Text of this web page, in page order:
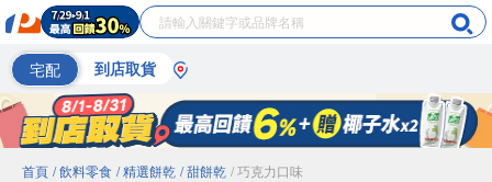
宅配 到店取貨
首頁 / 飲料零食 / 精選餅乾 / 甜餅乾 / 巧克力口味